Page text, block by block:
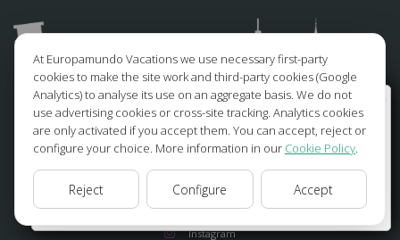
FOLLOW US
Facebook
Instagram
Wellcome to Europamundo Vacations, your in the
international site of:
Bienvenido a Europamundo Vacaciones, está usted en el
sitio internacional de:
USA(en) change/cambiar
At Europamundo Vacations we use necessary first-party
cookies to make the site work and third-party cookies (Google
Analytics) to analyse its use on an aggregate basis. We do not
use advertising cookies or cross-site tracking. Analytics cookies
are only activated if you accept them. You can accept, reject or
configure your choice. More information in our Cookie Policy.
Reject Configure Accept